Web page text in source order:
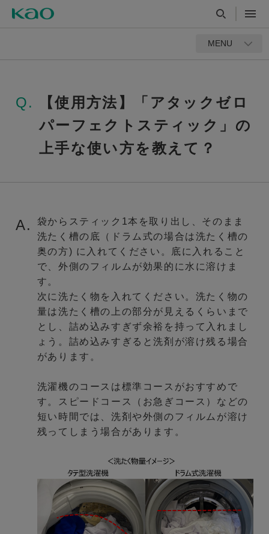
MENU
Q.
【使用方法】「アタックゼロ
パーフェクトスティック」の
上手な使い方を教えて？
A.
袋からスティック1本を取り出し、そのまま
洗たく槽の底（ドラム式の場合は洗たく槽の
奥の方) に入れてください。底に入れること
で、外側のフィルムが効果的に水に溶けま
す。
次に洗たく物を入れてください。洗たく物の
量は洗たく槽の上の部分が見えるくらいまで
とし、詰め込みすぎず余裕を持って入れまし
ょう。詰め込みすぎると洗剤が溶け残る場合
があります。
洗濯機のコースは標準コースがおすすめで
す。スピードコース（お急ぎコース）などの
短い時間では、洗剤や外側のフィルムが溶け
残ってしまう場合があります。